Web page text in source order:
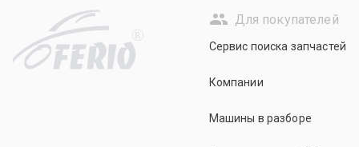
R
Для покупателей
Сервис поиска запчастей
Компании
Машины в разборе